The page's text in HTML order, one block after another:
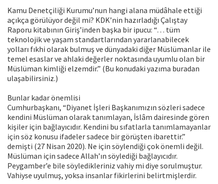
Kamu Denetçiliği Kurumu’nun hangi alana müdâhale ettiği
açıkça görülüyor değil mi? KDK’nin hazırladığı Çalıştay
Raporu kitabının Giriş’inden başka bir ipucu: “… tüm
teknolojik ve yaşam standartlarından yararlanabilecek
yolları fıkhi olarak bulmuş ve dünyadaki diğer Müslümanlar ile
temel esaslar ve ahlaki değerler noktasında uyumlu olan bir
Müslüman kimliği elzemdir.” (Bu konudaki yazıma buradan
ulaşabilirsiniz.)
Bunlar kadar önemlisi
Cumhurbaşkanı, “Diyanet İşleri Başkanımızın sözleri sadece
kendini Müslüman olarak tanımlayan, İslâm dairesinde gören
kişiler için bağlayıcıdır. Kendini bu sıfatlarla tanımlamayanlar
için söz konusu ifadeler sadece bir görüşten ibarettir.”
demişti (27 Nisan 2020). Ne için söylendiği çok önemli değil.
Müslüman için sadece Allah’ın söylediği bağlayıcıdır.
Peygamber’e bile söyledikleriniz vahiy mi diye sorulmuştur.
Vahiyse uyulmuş, yoksa insanlar fikirlerini belirtmişlerdir.